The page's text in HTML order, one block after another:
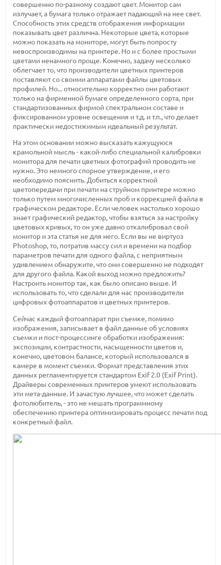
совершенно по-разному создают цвет. Монитор сам
излучает, а бумага только отражает падающий на нее свет.
Способность этих средств отображения информации
показывать цвет различна. Некоторые цвета, которые
можно показать на мониторе, могут быть попросту
невоспроизводимы на принтере. Но и с более простыми
цветами ненамного проще. Конечно, задачу несколько
облегчает то, что производители цветных принтеров
поставляют со своими аппаратами файлы цветовых
профилей. Но... относительно корректно они работают
только на фирменной бумаге определенного сорта, при
стандартизованных фирмой спектральном составе и
фиксированном уровне освещения и т.д. и т.п., что делает
практически недостижимым идеальный результат.
На этом основании можно высказать кажущуюся
крамольной мысль - какой-либо специальной калибровки
монитора для печати цветных фотографий проводить не
нужно. Это немного спорное утверждение, и его
необходимо пояснить. Добиться корректной
цветопередачи при печати на струйном принтере можно
только путем многочисленных проб и коррекцией файла в
графическом редакторе. Если человек настолько хорошо
знает графический редактор, чтобы взяться за настройку
цветовых кривых, то он уже давно откалибровал свой
монитор и эта статья не для него. Если вы не виртуоз
Photoshop, то, потратив массу сил и времени на подбор
параметров печати для одного файла, с неприятным
удивлением обнаружите, что они совершенно не подходят
для другого файла. Какой выход можно предложить?
Настроить монитор так, как было описано выше. И
использовать то, что сделали для нас производители
цифровых фотоаппаратов и цветных принтеров.
Сейчас каждый фотоаппарат при съемке, помимо
изображения, записывает в файл данные об условиях
съемки и пост-процессинге обработки изображения:
экспозиции, контрастности, насыщенности цветов и,
конечно, цветовом балансе, который использовался в
камере в момент съемки. Формат представления этих
данных регламентируется стандартом Exif 2.0 (Exif Print).
Драйверы современных принтеров умеют использовать
эти мета-данные. И зачастую лучшее, что может сделать
фотолюбитель, - это не мешать программному
обеспечению принтера оптимизировать процесс печати под
конкретный файл.